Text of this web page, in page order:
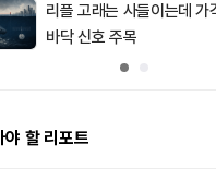
리플 고래는 사들이는데
바닥 신호 주목
야 할 리포트